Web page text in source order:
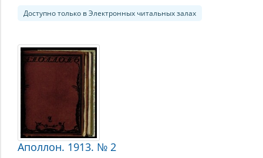
Доступно только в Электронных читальных залах
Аполлон. 1913. № 2